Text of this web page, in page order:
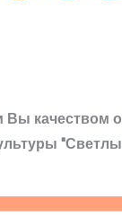
качеством